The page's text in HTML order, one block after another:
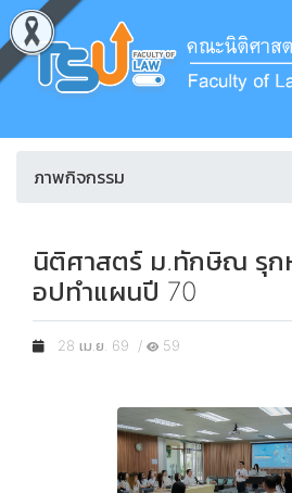
ภาพกิจกรรม
นิติศาสตร์ ม.ทักษิณ รุก
อปทำแผนปี 70
28 เม.ย. 69 / 59